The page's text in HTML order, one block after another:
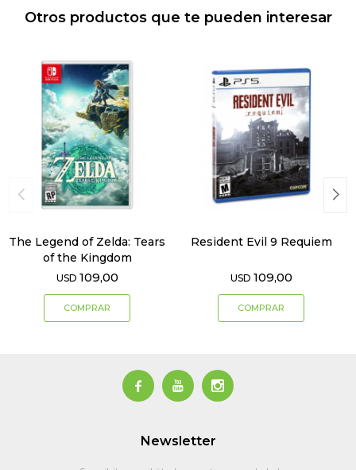
Otros productos que te pueden interesar
The Legend of Zelda: Tears
of the Kingdom
USD 109,00
Resident Evil 9 Requiem
USD 109,00
  
Newsletter